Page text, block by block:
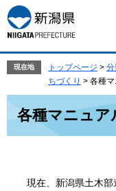
ー
ジ
の
で
ニ
ュ
ー
ば
本
現在地 トップページ >
ちづくり > 各種
各種マニュ
現在、新潟県土木部